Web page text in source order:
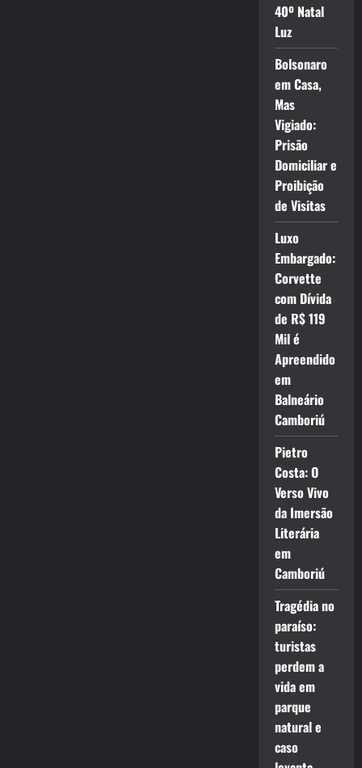
40º Natal
Luz
Bolsonaro
em Casa,
Mas
Vigiado:
Prisão
Domiciliar e
Proibição
de Visitas
Luxo
Embargado:
Corvette
com Dívida
de R$ 119
Mil é
Apreendido
em
Balneário
Camboriú
Pietro
Costa: O
Verso Vivo
da Imersão
Literária
em
Camboriú
Tragédia no
paraíso:
turistas
perdem a
vida em
parque
natural e
caso